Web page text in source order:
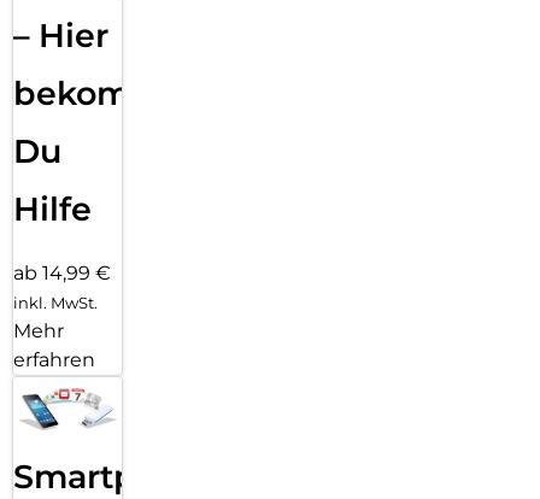
– Hier
bekommst
Du
Hilfe
ab 14,99 €
inkl. MwSt.
Mehr
erfahren
Smartphone